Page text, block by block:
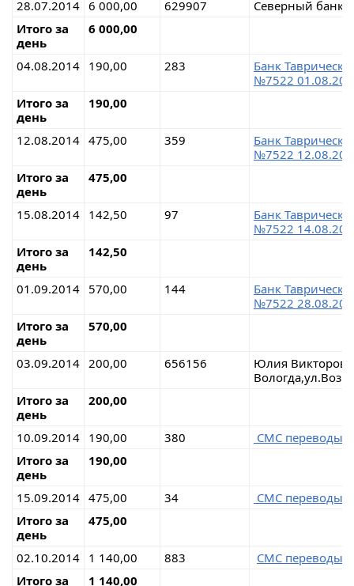
28.07.2014 6 000,00 629907
Северный банк
Итого за
день
6 000,00
04.08.2014 190,00 283
Банк
№7522
Итого за
день
190,00
12.08.2014 475,00 359
Банк
№7522
Итого за
день
475,00
15.08.2014 142,50 97
Банк
№7522
Итого за
день
142,50
01.09.2014 570,00 144
Банк
№7522
Итого за
день
570,00
03.09.2014 200,00 656156
Юлия
Итого за
день
200,00
10.09.2014 190,00 380
СМС переводы
Итого за
день
190,00
15.09.2014 475,00 34
СМС переводы
Итого за
день
475,00
02.10.2014 1 140,00 883
СМС переводы
Итого за
1 140,00